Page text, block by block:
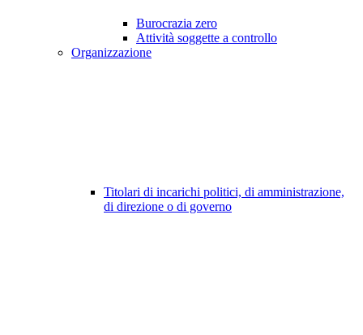
Burocrazia zero
Attività soggette a controllo
Organizzazione
Titolari di incarichi politici, di amministrazione,
di direzione o di governo